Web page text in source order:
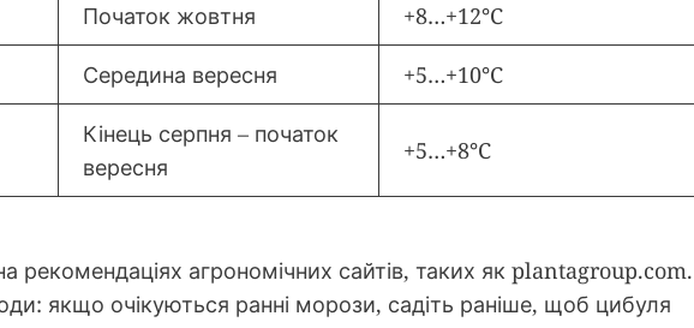
Початок жовтня +8…+12°C
Середина вересня +5…+10°C
Кінець серпня – початок
вересня
+5…+8°C
рекомендаціях агрономічних сайтів, таких як plantagroup.com.
якщо очікуються ранні морози, садіть раніше, щоб цибуля